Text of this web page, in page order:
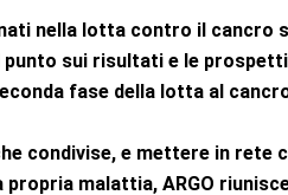
nella lotta contro il cancro
punto sui risultati e le
fase della lotta al
condivise, e mettere in rete
propria malattia, ARGO